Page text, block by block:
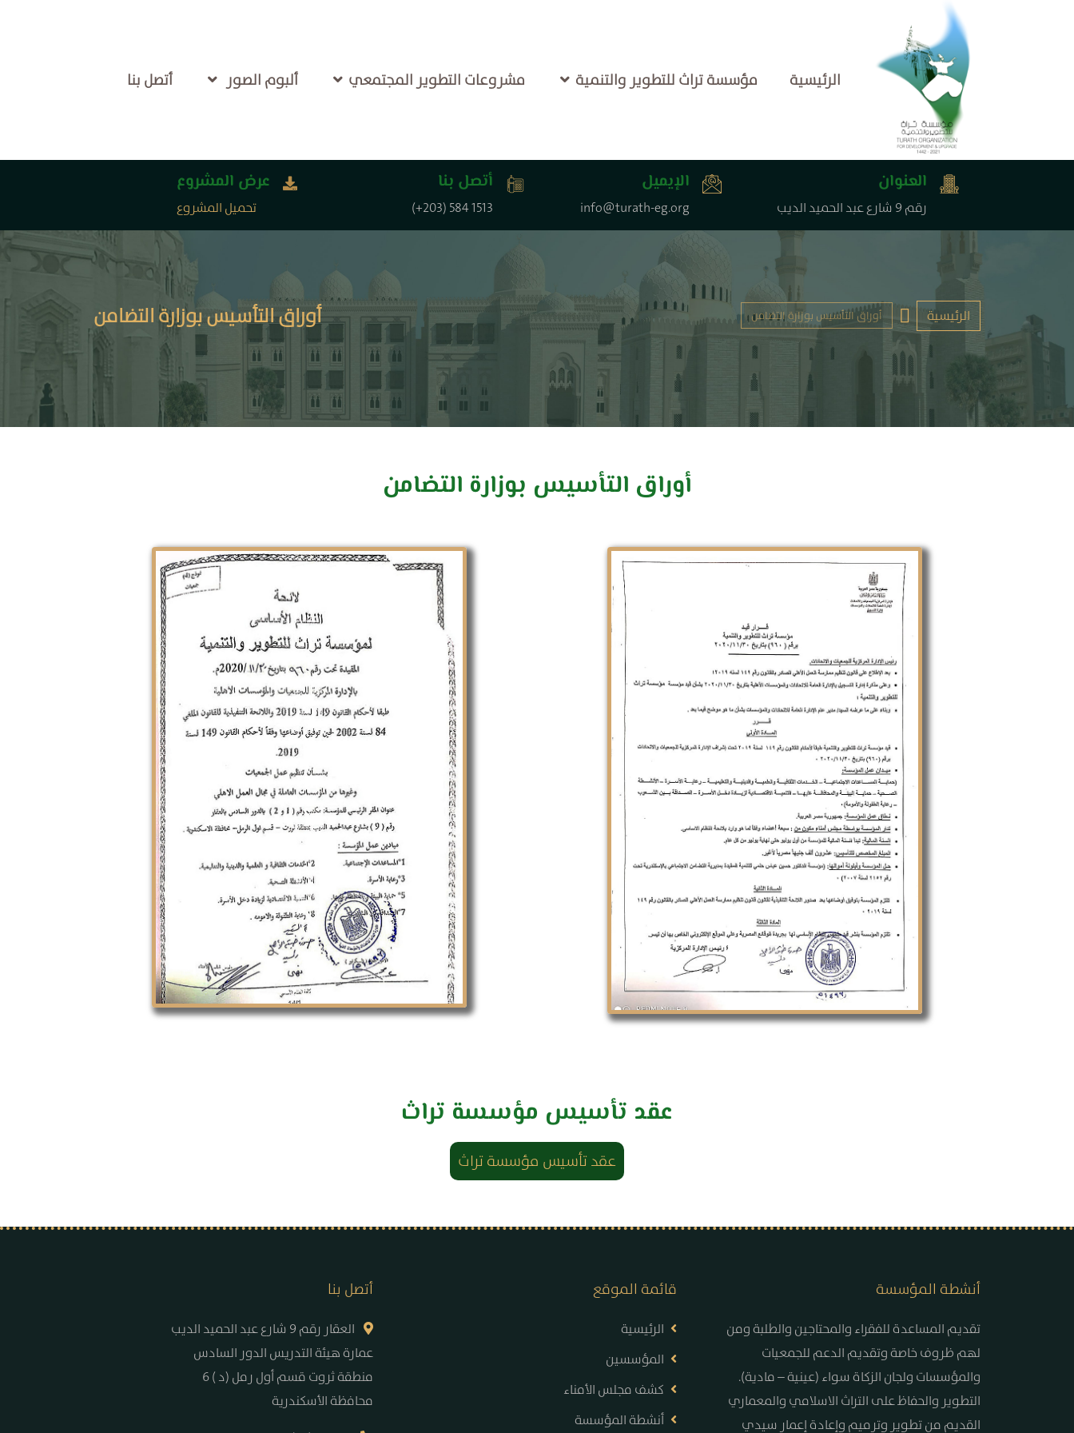
الرئيسية مؤسسة تراث للتطوير والتنمية مشروعات التطوير المجتمعي ألبوم الصور أتصل بنا
العنوان
رقم 9 شارع عبد الحميد الديب
الإيميل
info@turath-eg.org
أتصل بنا
(+203) 584 1513
عرض المشروع
تحميل المشروع
الرئيسية أوراق التأسيس بوزارة التضامن أوراق التأسيس بوزارة التضامن
أوراق التأسيس بوزارة التضامن
عقد تأسيس مؤسسة تراث
عقد تأسيس مؤسسة تراث
أتصل بنا
عمارة هيئة التدريس الدور السادس
6 ( د) منطقة ثروت قسم أول رمل
محافظة الأسكندرية
قائمة الموقع
الرئيسية
المؤسسين
كشف مجلس الأمناء
أنشطة المؤسسة
أنشطة المؤسسة
تقديم المساعدة للفقراء والمحتاجين والطلبة ومن
لهم ظروف خاصة وتقديم الدعم للجمعيات
والمؤسسات ولجان الزكاة سواء (عينية – مادية).
التطوير والحفاظ على التراث الاسلامي والمعماري
القديم من تطوير وترميم وإعادة إعمار سيدي